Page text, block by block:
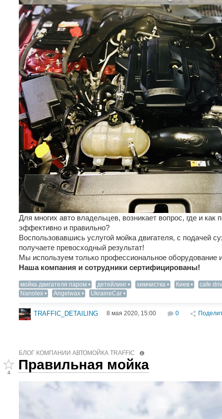
Для многих авто владельцев, возникает вопрос, где и как
эффективно и правильно?
Воспользовавшись услугой мойка двигателя, с подачей
получаете превосходный результат!
Мы используем только профессиональное оборудование
Наша компания и сотрудники сертифицированы!
мойка двигателя паром детейлинг химчистка Киев
cafe
Nanolex
Angelwax UkraineCar
TRAFFIC_DETAILING 8 мая 2020, 15:00 0
БЛОГ КОМПАНИИ АВТОМОЙКА TRAFFIC
4
Правильная мойка